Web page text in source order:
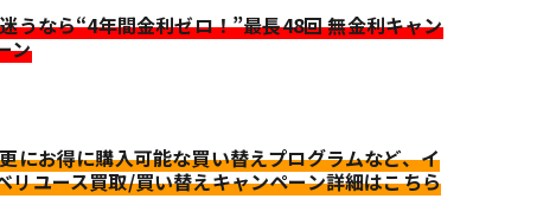
うなら“4年間金利ゼロ！”最長48回 無金利キャン
ン
にお得に購入可能な買い替えプログラムなど、イ
リユース買取/買い替えキャンペーン詳細はこちら